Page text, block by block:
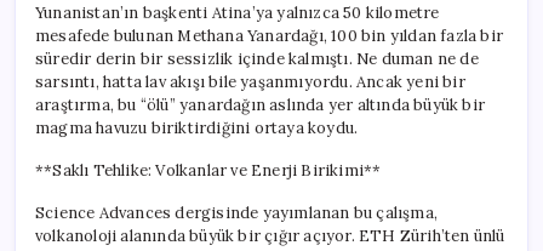
Yanardağ:
Tehlike
Her
An
Kapıda
Yunanistan’ın başkenti Atina’ya yalnızca 50 kilometre
mesafede bulunan Methana Yanardağı, 100 bin yıldan fazla bir
süredir derin bir sessizlik içinde kalmıştı. Ne duman ne de
sarsıntı, hatta lav akışı bile yaşanmıyordu. Ancak yeni bir
araştırma, bu “ölü” yanardağın aslında yer altında büyük bir
magma havuzu biriktirdiğini ortaya koydu.
**Saklı Tehlike: Volkanlar ve Enerji Birikimi**
Science Advances dergisinde yayımlanan bu çalışma,
volkanoloji alanında büyük bir çığır açıyor. ETH Zürih’ten ünlü